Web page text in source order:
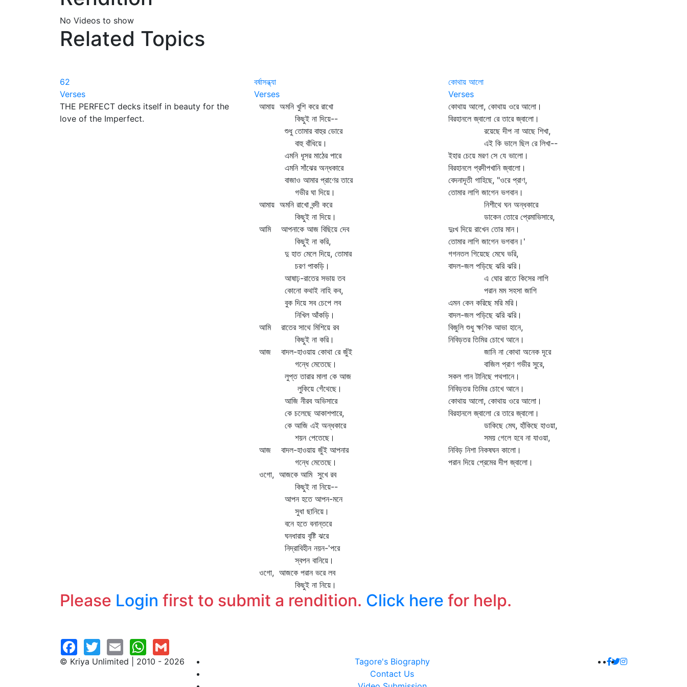
No Videos to show
Related Topics
62
Verses
THE PERFECT decks itself in beauty for the
love of the Imperfect.
বর্ষাসন্ধ্যা
Verses
আমায় অমনি খুশি করে রাখো
কিছুই না দিয়ে--
শুধু তোমার বাহুর ডোরে
বাহু বাঁধিয়ে।
এমনি ধূসর মাঠের পারে
এমনি সাঁঝের অন্ধকারে
বাজাও আমার প্রাণের তারে
গভীর ঘা দিয়ে।
আমায় অমনি রাখো বন্দী করে
কিছুই না দিয়ে।
আমি আপনাকে আজ বিছিয়ে দেব
কিছুই না করি,
দু হাত মেলে দিয়ে, তোমার
চরণ পাকড়ি।
আষাঢ়-রাতের সভায় তব
কোনো কথাই নাহি কব,
বুক দিয়ে সব চেপে লব
নিখিল আঁকড়ি।
আমি রাতের সাথে মিশিয়ে রব
কিছুই না করি।
আজ বাদল-হাওয়ায় কোথা রে জুঁই
গন্ধে মেতেছে।
লুপ্ত তারার মালা কে আজ
লুকিয়ে গেঁথেছে।
আজি নীরব অভিসারে
কে চলেছে আকাশপারে,
কে আজি এই অন্ধকারে
শয়ন পেতেছে।
আজ বাদল-হাওয়ায় জুঁই আপনার
গন্ধে মেতেছে।
ওগো, আজকে আমি সুখে রব
কিছুই না নিয়ে--
আপন হতে আপন-মনে
সুধা ছানিয়ে।
বনে হতে বনান্তরে
ঘনধারায় বৃষ্টি ঝরে
নিদ্রাবিহীন নয়ন-'পরে
স্বপন বানিয়ে।
ওগো, আজকে পরান ভরে লব
কিছুই না নিয়ে।
কোথায় আলো
Verses
কোথায় আলো, কোথায় ওরে আলো।
বিরহানলে জ্বালো রে তারে জ্বালো।
রয়েছে দীপ না আছে শিখা,
এই কি ভালে ছিল রে লিখা--
ইহার চেয়ে মরণ সে যে ভালো।
বিরহানলে প্রদীপখানি জ্বালো।
বেদনাদূতী গাহিছে, "ওরে প্রাণ,
তোমার লাগি জাগেন ভগবান।
নিশীথে ঘন অন্ধকারে
ডাকেন তোরে প্রেমাভিসারে,
দুঃখ দিয়ে রাখেন তোর মান।
তোমার লাগি জাগেন ভগবান।'
গগনতল গিয়েছে মেঘে ভরি,
বাদল-জল পড়িছে ঝরি ঝরি।
এ ঘোর রাতে কিসের লাগি
পরান মম সহসা জাগি
এমন কেন করিছে মরি মরি।
বাদল-জল পড়িছে ঝরি ঝরি।
বিজুলি শুধু ক্ষণিক আভা হানে,
নিবিড়তর তিমির চোখে আনে।
জানি না কোথা অনেক দূরে
বাজিল প্রাণ গভীর সুরে,
সকল গান টানিছে পথপানে।
নিবিড়তর তিমির চোখে আনে।
কোথায় আলো, কোথায় ওরে আলো।
বিরহানলে জ্বালো রে তারে জ্বালো।
ডাকিছে মেঘ, হাঁকিছে হাওয়া,
সময় গেলে হবে না যাওয়া,
নিবিড় নিশা নিকষঘন কালো।
পরান দিয়ে প্রেমের দীপ জ্বালো।
Please Login first to submit a rendition. Click here for help.
© Kriya Unlimited | 2010 - 2026
Tagore's Biography
Contact Us